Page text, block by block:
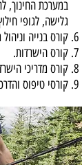
במערכת החינוך,
גלישה, לגופי
קורס בנייה
קורס הישרדות.
קורס מדריכי
קורסי טיפוס